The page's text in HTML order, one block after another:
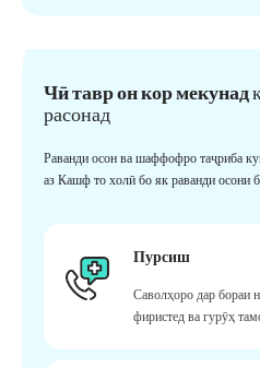
Чӣ тавр он кор мекунад
расонад
Раванди осон ва шаффофро таҷриба
аз Кашф то холӣ бо як раванди осони
Пурсиш
Саволҳоро дар бораи
фиристед ва гурӯҳ